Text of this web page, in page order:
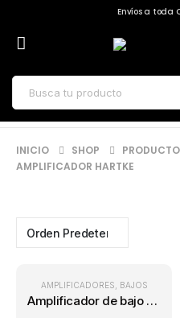
Envíos a toda
INICIO SHOP
AMPLIFICADOR HARTKE
AMPLIFICADORES BAJOS
Amplificador de bajo Hartke HD25 (25 Watts)